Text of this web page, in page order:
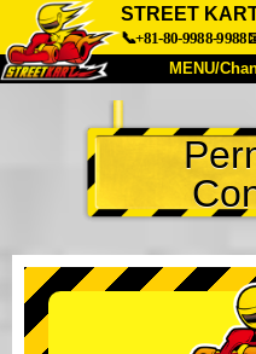
STREET
📞+81-80-9988-9988
MENU/
À Propos
Accès